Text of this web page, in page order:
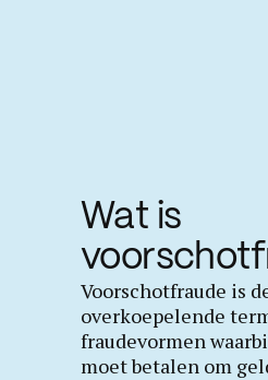
Wat is
Voorschotfraude is
overkoepelende
fraudevormen
moet betalen om